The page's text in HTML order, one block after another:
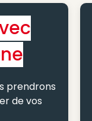
prendrons
de vos